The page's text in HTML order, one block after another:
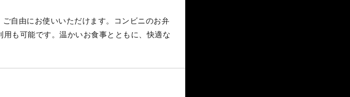
自由にお使いいただけます。コンビニのお弁
も可能です。温かいお食事とともに、快適な